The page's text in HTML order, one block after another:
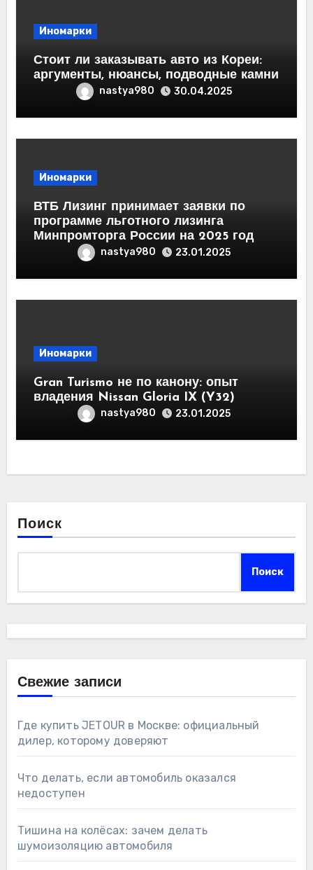
Иномарки
Стоит ли заказывать авто из Кореи:
аргументы, нюансы, подводные камни
nastya980 30.04.2025
Иномарки
ВТБ Лизинг принимает заявки по
программе льготного лизинга
Минпромторга России на 2025 год
nastya980 23.01.2025
Иномарки
Gran Turismo не по канону: опыт
владения Nissan Gloria IX (Y32)
nastya980 23.01.2025
Поиск
Поиск
Свежие записи
Где купить JETOUR в Москве: официальный
дилер, которому доверяют
Что делать, если автомобиль оказался
недоступен
Тишина на колёсах: зачем делать
шумоизоляцию автомобиля